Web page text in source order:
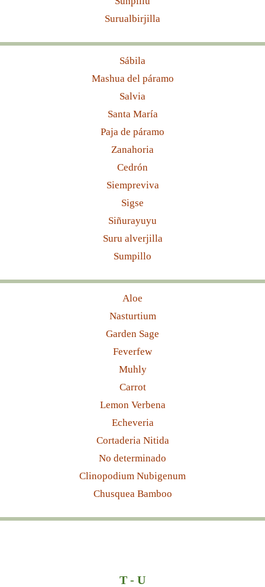
Surualbirjilla
Sábila
Mashua del páramo
Salvia
Santa María
Paja de páramo
Zanahoria
Cedrón
Siempreviva
Sigse
Siñurayuyu
Suru alverjilla
Sumpillo
Aloe
Nasturtium
Garden Sage
Feverfew
Muhly
Carrot
Lemon Verbena
Echeveria
Cortaderia Nitida
No determinado
Clinopodium Nubigenum
Chusquea Bamboo
T - U